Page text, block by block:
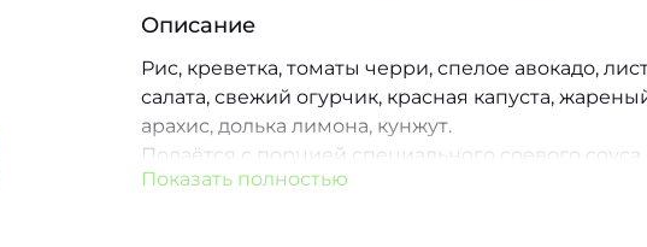
Описание
Рис, креветка, томаты черри, спелое авокадо,
салата, свежий огурчик, красная капуста,
арахис, долька лимона, кунжут.
Подаётся с порцией специального соевого соуса.
Показать полностью